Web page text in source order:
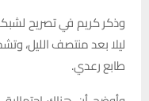
وذكر كريم في تصريح لشبكة
ليلا بعد منتصف الليل،
طابع رعدي.